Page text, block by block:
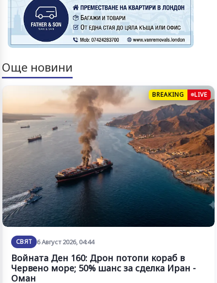
Още новини
BREAKING LIVE
СВЯТ 6 Август 2026, 04:44
Войната Ден 160: Дрон потопи кораб в
Червено море; 50% шанс за сделка Иран -
Оман